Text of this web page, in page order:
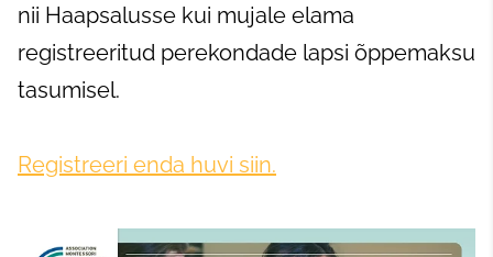
nii Haapsalusse kui mujale elama
registreeritud perekondade lapsi õppemaksu
tasumisel.
Registreeri enda huvi siin.